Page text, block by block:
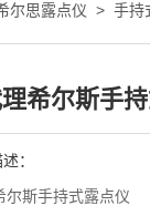
尔思露点仪 > 手持
希尔斯手
：
尔斯手持式露点仪